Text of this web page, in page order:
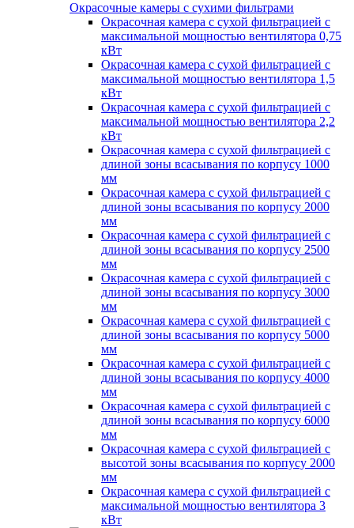
Окрасочные камеры с сухими фильтрами
Окрасочная камера с сухой фильтрацией с
максимальной мощностью вентилятора 0,75
кВт
Окрасочная камера с сухой фильтрацией с
максимальной мощностью вентилятора 1,5
кВт
Окрасочная камера с сухой фильтрацией с
максимальной мощностью вентилятора 2,2
кВт
Окрасочная камера с сухой фильтрацией с
длиной зоны всасывания по корпусу 1000
мм
Окрасочная камера с сухой фильтрацией с
длиной зоны всасывания по корпусу 2000
мм
Окрасочная камера с сухой фильтрацией с
длиной зоны всасывания по корпусу 2500
мм
Окрасочная камера с сухой фильтрацией с
длиной зоны всасывания по корпусу 3000
мм
Окрасочная камера с сухой фильтрацией с
длиной зоны всасывания по корпусу 5000
мм
Окрасочная камера с сухой фильтрацией с
длиной зоны всасывания по корпусу 4000
мм
Окрасочная камера с сухой фильтрацией с
длиной зоны всасывания по корпусу 6000
мм
Окрасочная камера с сухой фильтрацией с
высотой зоны всасывания по корпусу 2000
мм
Окрасочная камера с сухой фильтрацией с
максимальной мощностью вентилятора 3
кВт